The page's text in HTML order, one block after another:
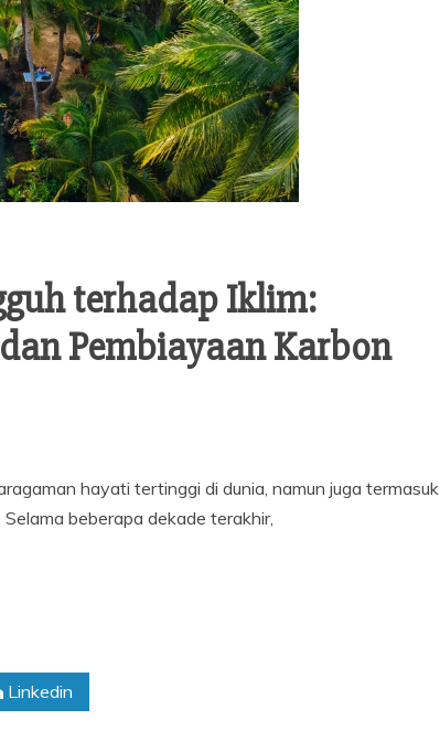
terhadap Iklim:
Pembiayaan Karbon
hayati tertinggi di dunia, namun juga termasuk
beberapa dekade terakhir,
Linkedin